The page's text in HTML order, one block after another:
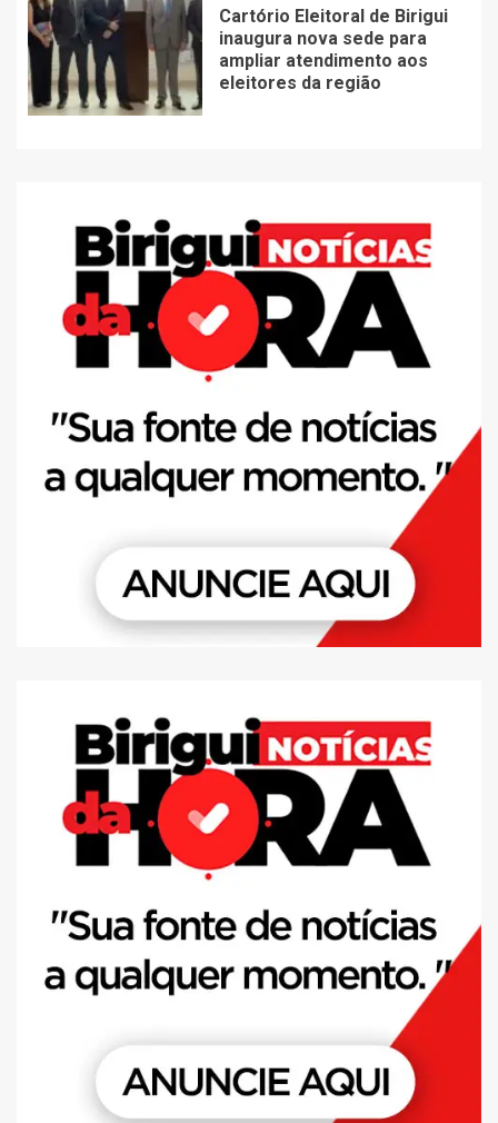
Cartório Eleitoral de Birigui
inaugura nova sede para
ampliar atendimento aos
eleitores da região